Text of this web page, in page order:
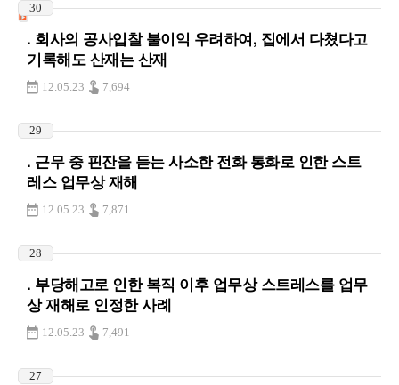
30
. 회사의 공사입찰 불이익 우려하여, 집에서 다쳤다고
기록해도 산재는 산재
12.05.23 7,694
29
. 근무 중 핀잔을 듣는 사소한 전화 통화로 인한 스트
레스 업무상 재해
12.05.23 7,871
28
. 부당해고로 인한 복직 이후 업무상 스트레스를 업무
상 재해로 인정한 사례
12.05.23 7,491
27